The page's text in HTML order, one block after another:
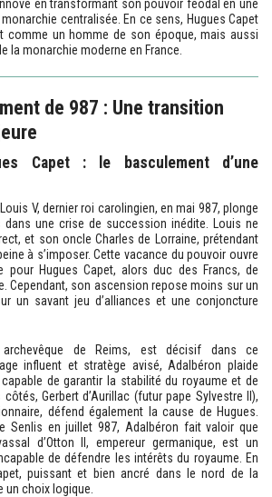
en transformant son pouvoir féodal en une
centralisée. En ce sens, Hugues Capet
comme un homme de son époque, mais aussi
la monarchie moderne en France.
de 987 : Une transition
Capet : le basculement d’une
V, dernier roi carolingien, en mai 987, plonge
dans une crise de succession inédite. Louis ne
et son oncle Charles de Lorraine, prétendant
à s’imposer. Cette vacance du pouvoir ouvre
pour Hugues Capet, alors duc des Francs, de
Cependant, son ascension repose moins sur un
un savant jeu d’alliances et une conjoncture
archevêque de Reims, est décisif dans ce
influent et stratège avisé, Adalbéron plaide
capable de garantir la stabilité du royaume et de
Gerbert d’Aurillac (futur pape Sylvestre II),
défend également la cause de Hugues.
Senlis en juillet 987, Adalbéron fait valoir que
d’Otton II, empereur germanique, est un
de défendre les intérêts du royaume. En
puissant et bien ancré dans le nord de la
un choix logique.